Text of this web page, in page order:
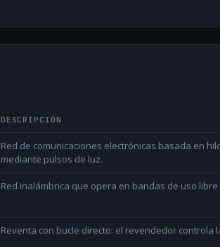
DESCRIPCIÓN
Red de comunicaciones electrónicas basada en
mediante pulsos de luz.
Red inalámbrica que opera en bandas de uso libre
Reventa con bucle directo: el revendedor controla